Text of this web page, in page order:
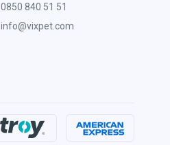
0850 840 51 51
info@vixpet.com